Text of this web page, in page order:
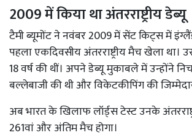
2009 में किया था अंतरराष्ट्रीय डेब्यू
टैमी ब्यूमोंट ने नवंबर 2009 में सेंट किट्स में
पहला एकदिवसीय अंतरराष्ट्रीय मैच खेला
18 वर्ष की थीं। अपने डेब्यू मुकाबले में उन्होंने
बल्लेबाजी की थी और विकेटकीपिंग की
अब भारत के खिलाफ लॉर्ड्स टेस्ट उनके
261वां और अंतिम मैच होगा।